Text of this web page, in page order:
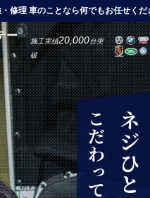
修理 車のことなら何でもお任せくだ
ー
施工実績20,000台突
破